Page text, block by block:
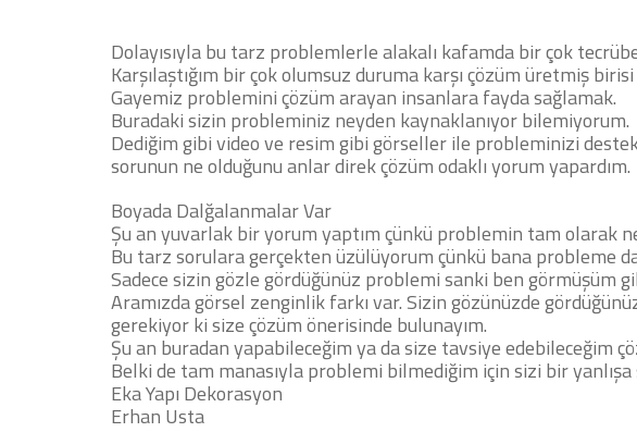
Dolayısıyla bu tarz problemlerle alakalı kafamda bir çok
Karşılaştığım bir çok olumsuz duruma karşı çözüm üretmiş
Gayemiz problemini çözüm arayan insanlara fayda sağlamak.
Buradaki sizin probleminiz neyden kaynaklanıyor bilemiyorum.
Dediğim gibi video ve resim gibi görseller ile probleminizi
sorunun ne olduğunu anlar direk çözüm odaklı yorum yapardım.
Boyada Dalğalanmalar Var
Şu an yuvarlak bir yorum yaptım çünkü problemin tam olarak
Bu tarz sorulara gerçekten üzülüyorum çünkü bana probleme
Sadece sizin gözle gördüğünüz problemi sanki ben görmüşüm
Aramızda görsel zenginlik farkı var. Sizin gözünüzde
gerekiyor ki size çözüm önerisinde bulunayım.
Şu an buradan yapabileceğim ya da size tavsiye edebileceğim
Belki de tam manasıyla problemi bilmediğim için sizi bir
Eka Yapı Dekorasyon
Erhan Usta